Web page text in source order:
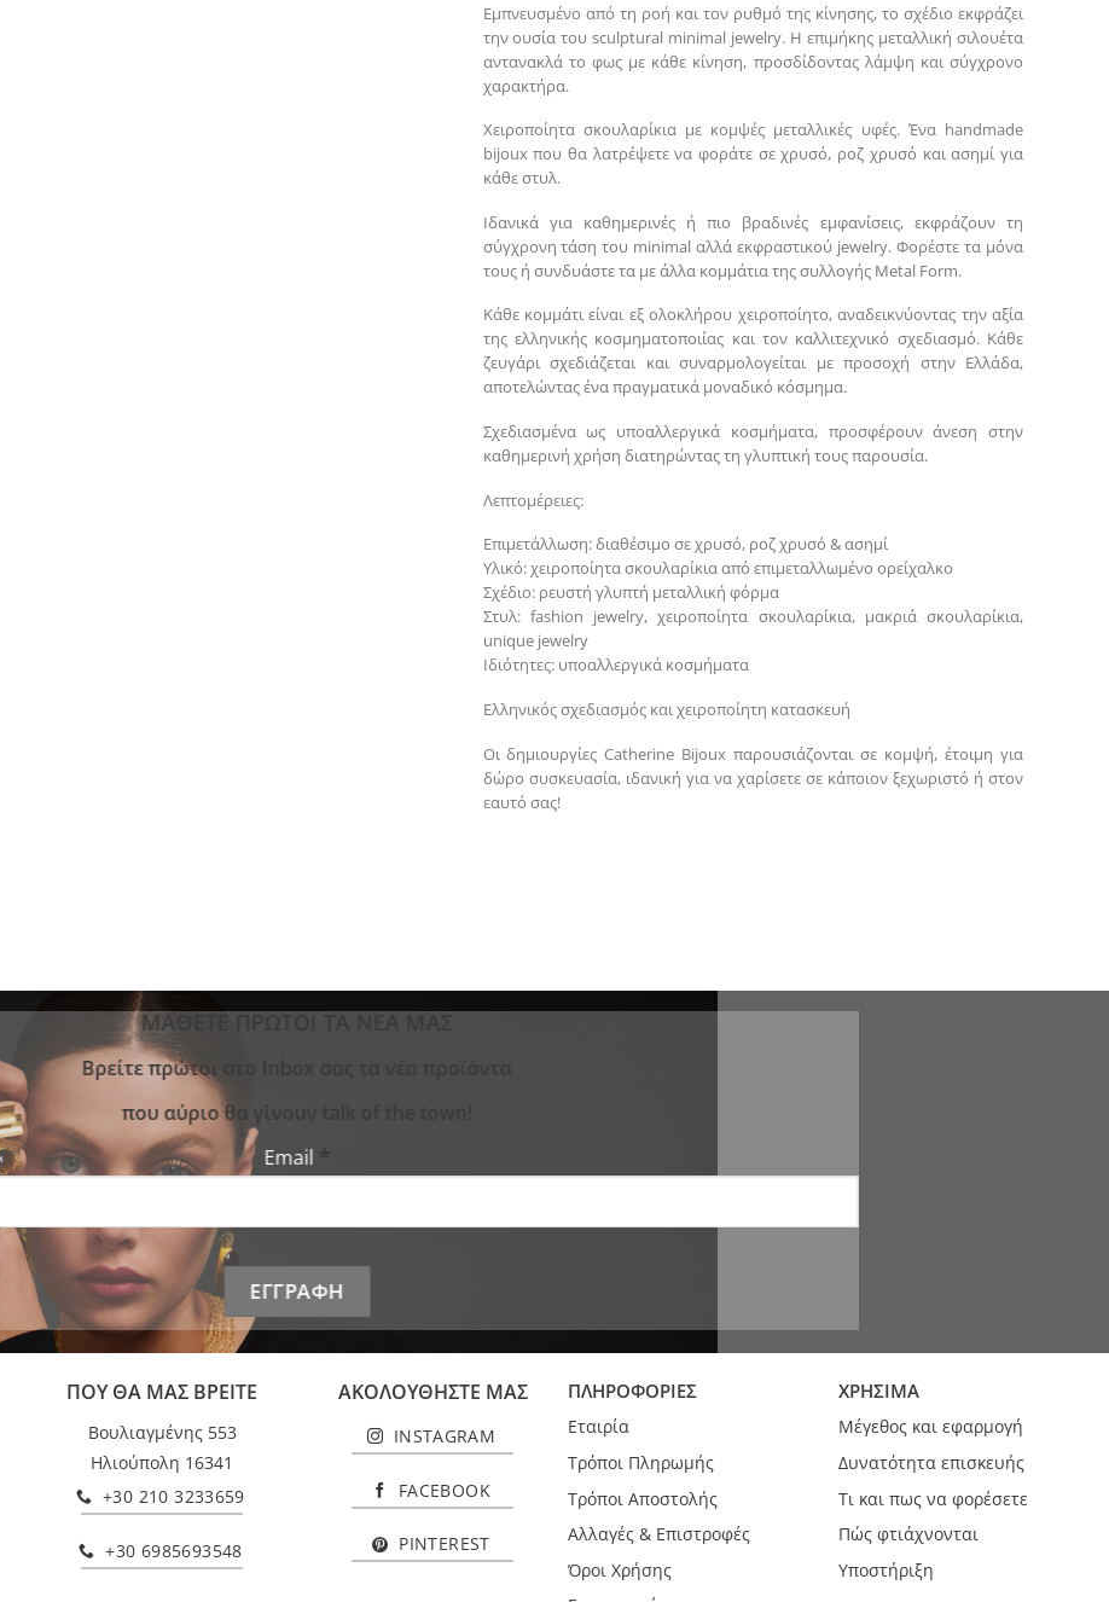
Εμπνευσμένο από τη ροή και τον ρυθμό της κίνησης, το σχέδιο εκφράζει
την ουσία του sculptural minimal jewelry. Η επιμήκης μεταλλική σιλουέτα
αντανακλά το φως με κάθε κίνηση, προσδίδοντας λάμψη και σύγχρονο
χαρακτήρα.
Χειροποίητα σκουλαρίκια με κομψές μεταλλικές υφές. Ένα handmade
bijoux που θα λατρέψετε να φοράτε σε χρυσό, ροζ χρυσό και ασημί για
κάθε στυλ.
Ιδανικά για καθημερινές ή πιο βραδινές εμφανίσεις, εκφράζουν τη
σύγχρονη τάση του minimal αλλά εκφραστικού jewelry. Φορέστε τα μόνα
τους ή συνδυάστε τα με άλλα κομμάτια της συλλογής Metal Form.
Κάθε κομμάτι είναι εξ ολοκλήρου χειροποίητο, αναδεικνύοντας την αξία
της ελληνικής κοσμηματοποιίας και τον καλλιτεχνικό σχεδιασμό. Κάθε
ζευγάρι σχεδιάζεται και συναρμολογείται με προσοχή στην Ελλάδα,
αποτελώντας ένα πραγματικά μοναδικό κόσμημα.
Σχεδιασμένα ως υποαλλεργικά κοσμήματα, προσφέρουν άνεση στην
καθημερινή χρήση διατηρώντας τη γλυπτική τους παρουσία.
Λεπτομέρειες:
Επιμετάλλωση: διαθέσιμο σε χρυσό, ροζ χρυσό & ασημί
Υλικό: χειροποίητα σκουλαρίκια από επιμεταλλωμένο ορείχαλκο
Σχέδιο: ρευστή γλυπτή μεταλλική φόρμα
Στυλ: fashion jewelry, χειροποίητα σκουλαρίκια, μακριά σκουλαρίκια,
unique jewelry
Ιδιότητες: υποαλλεργικά κοσμήματα
Ελληνικός σχεδιασμός και χειροποίητη κατασκευή
Οι δημιουργίες Catherine Bijoux παρουσιάζονται σε κομψή, έτοιμη για
δώρο συσκευασία, ιδανική για να χαρίσετε σε κάποιον ξεχωριστό ή στον
εαυτό σας!
ΜΑΘΕΤΕ ΠΡΩΤΟΙ ΤΑ ΝΕΑ ΜΑΣ
Bρείτε πρώτοι στο Inbox σας τα νέα προϊόντα
που αύριο θα γίνουν talk of the town!
Email
ΠΟΥ ΘΑ ΜΑΣ ΒΡΕΙΤΕ
Βουλιαγμένης 553
Ηλιούπολη 16341
+30 210 3233659
+30 6985693548
ΑΚΟΛΟΥΘΗΣΤΕ ΜΑΣ
INSTAGRAM
FACEBOOK
PINTEREST
ΠΛΗΡΟΦΟΡΙΕΣ
Εταιρία
Τρόποι Πληρωμής
Τρόποι Αποστολής
Αλλαγές & Επιστροφές
Όροι Χρήσης
ΧΡΗΣΙΜΑ
Μέγεθος και εφαρμογή
Δυνατότητα επισκευής
Τι και πως να φορέσετε
Πώς φτιάχνονται
Υποστήριξη